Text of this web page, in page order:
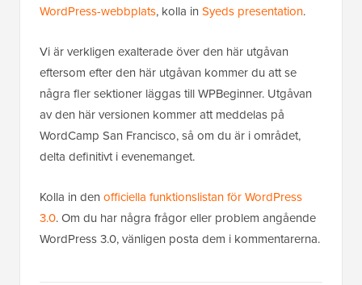
WordPress-webbplats, kolla in Syeds presentation.
Vi är verkligen exalterade över den här utgåvan
eftersom efter den här utgåvan kommer du att se
några fler sektioner läggas till WPBeginner. Utgåvan
av den här versionen kommer att meddelas på
WordCamp San Francisco, så om du är i området,
delta definitivt i evenemanget.
Kolla in den officiella funktionslistan för WordPress
3.0. Om du har några frågor eller problem angående
WordPress 3.0, vänligen posta dem i kommentarerna.